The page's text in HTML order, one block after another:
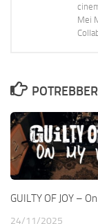
Mei
GUILTY OF JOY –
24/11/2025